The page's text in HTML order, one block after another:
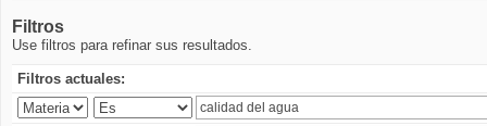
Filtros
Use filtros para refinar sus resultados.
Filtros actuales: